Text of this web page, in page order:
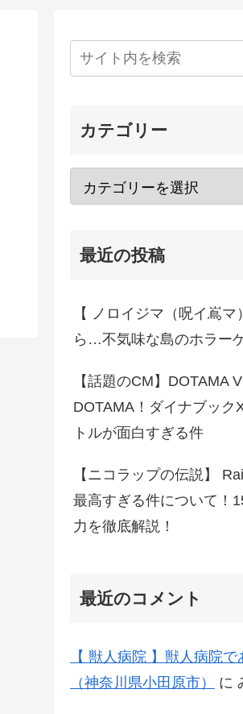
カテゴリー
最近の投稿
【 ノロイジマ（呪イ嶌
ら…不気味な島のホラー
【話題のCM】DOTAMA
DOTAMA！ダイナブック
トルが面白すぎる件
【ニコラップの伝説】
最高すぎる件について！
力を徹底解説！
最近のコメント
【 獣人病院 】獣人病院
（神奈川県小田原市）
に